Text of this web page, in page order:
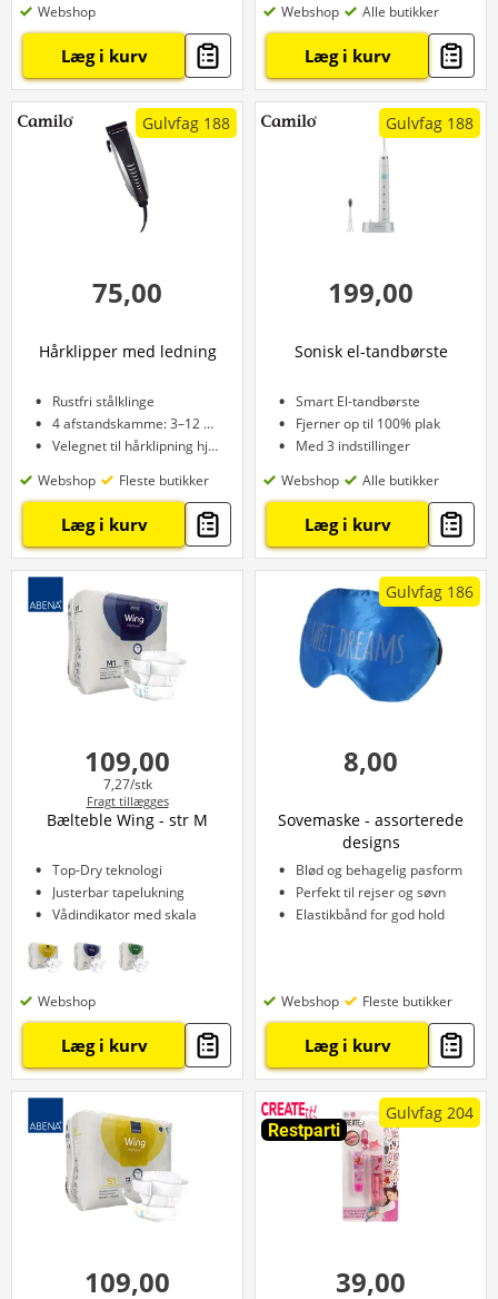
Webshop
Læg i kurv
Webshop
Alle butikker
Læg i kurv
Gulvfag 188
75,00
Hårklipper med ledning
Rustfri stålklinge
4 afstandskamme: 3–12 mm
Velegnet til hårklipning hjemme
Webshop
Fleste butikker
Læg i kurv
Gulvfag 188
199,00
Sonisk el-tandbørste
Smart El-tandbørste
Fjerner op til 100% plak
Med 3 indstillinger
Webshop
Alle butikker
Læg i kurv
109,00
7,27/stk
Fragt tillægges
Bælteble Wing - str M
Top-Dry teknologi
Justerbar tapelukning
Vådindikator med skala
Webshop
Læg i kurv
Gulvfag 186
8,00
Sovemaske - assorterede
designs
Blød og behagelig pasform
Perfekt til rejser og søvn
Elastikbånd for god hold
Webshop Fleste butikker
Læg i kurv
109,00
Restparti
Gulvfag 204
39,00